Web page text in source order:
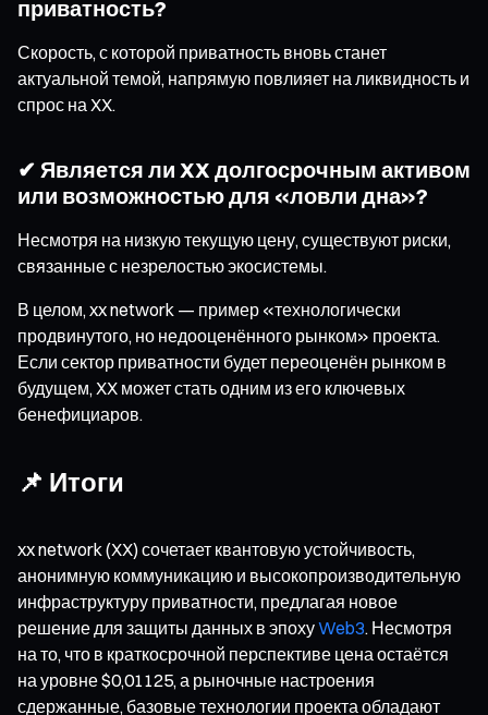
приватность?
Скорость, с которой приватность вновь станет
актуальной темой, напрямую повлияет на ликвидность и
спрос на XX.
✔ Является ли XX долгосрочным активом
или возможностью для «ловли дна»?
Несмотря на низкую текущую цену, существуют риски,
связанные с незрелостью экосистемы.
В целом, xx network — пример «технологически
продвинутого, но недооценённого рынком» проекта.
Если сектор приватности будет переоценён рынком в
будущем, XX может стать одним из его ключевых
бенефициаров.
📌 Итоги
xx network (XX) сочетает квантовую устойчивость,
анонимную коммуникацию и высокопроизводительную
инфраструктуру приватности, предлагая новое
решение для защиты данных в эпохуWeb3. Несмотря
на то, что в краткосрочной перспективе цена остаётся
на уровне $0,01125, а рыночные настроения
сдержанные, базовые технологии проекта обладают